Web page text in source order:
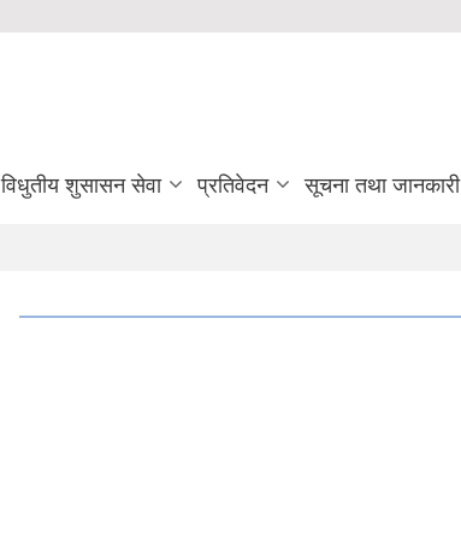
विधुतीय शुसासन सेवा प्रतिवेदन सूचना तथा जानकारी